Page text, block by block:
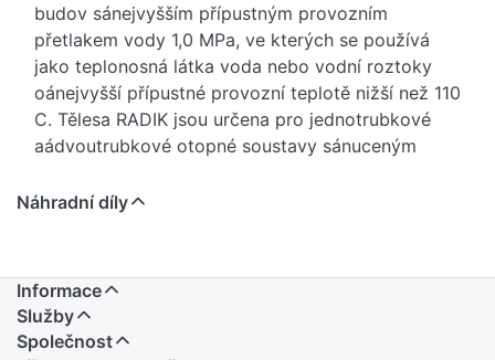
budov sánejvyšším přípustným provozním
přetlakem vody 1,0 MPa, ve kterých se používá
jako teplonosná látka voda nebo vodní roztoky
oánejvyšší přípustné provozní teplotě nižší než 110
C. Tělesa RADIK jsou určena pro jednotrubkové
aádvoutrubkové otopné soustavy sánuceným
Vlastnosti teplonosné látky - vody, musí být
vázákladním barevném provedení bílá RAL 9016
aána objednávku dle vzorníku barev vádalších
21ábarevných odstínech.
Náhradní díly
Informace
Služby
Společnost